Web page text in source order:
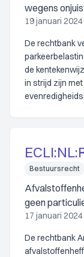
wegens
19 januari 2024
De rechtbank
de
in strijd zijn
Bestuursrecht
geen
17 januari 2024
De rechtbank